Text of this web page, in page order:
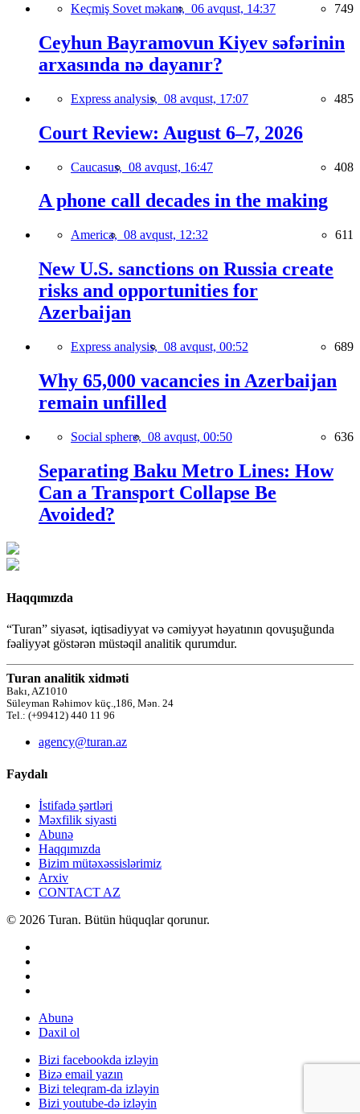
Keçmiş Sovet məkanı, 06 avqust, 14:37 749
Ceyhun Bayramovun Kiyev səfərinin
arxasında nə dayanır?
Express analysis, 08 avqust, 17:07 485
Court Review: August 6–7, 2026
Caucasus, 08 avqust, 16:47 408
A phone call decades in the making
America, 08 avqust, 12:32 611
New U.S. sanctions on Russia create
risks and opportunities for
Azerbaijan
Express analysis, 08 avqust, 00:52 689
Why 65,000 vacancies in Azerbaijan
remain unfilled
Social sphere, 08 avqust, 00:50 636
Separating Baku Metro Lines: How
Can a Transport Collapse Be
Avoided?
Haqqımızda
“Turan” siyasət, iqtisadiyyat və cəmiyyət həyatının qovuşuğunda
fəaliyyət göstərən müstəqil analitik qurumdur.
Turan analitik xidməti
Bakı, AZ1010
Süleyman Rəhimov küç.,186, Mən. 24
Tel.: (+99412) 440 11 96
agency@turan.az
Faydalı
İstifadə şərtləri
Məxfilik siyasti
Abunə
Haqqımızda
Bizim mütəxəssislərimiz
Arxiv
CONTACT AZ
© 2026 Turan. Bütün hüquqlar qorunur.
Abunə
Daxil ol
Bizi facebookda izləyin
Bizə email yazın
Bizi teleqram-da izləyin
Bizi youtube-də izləyin